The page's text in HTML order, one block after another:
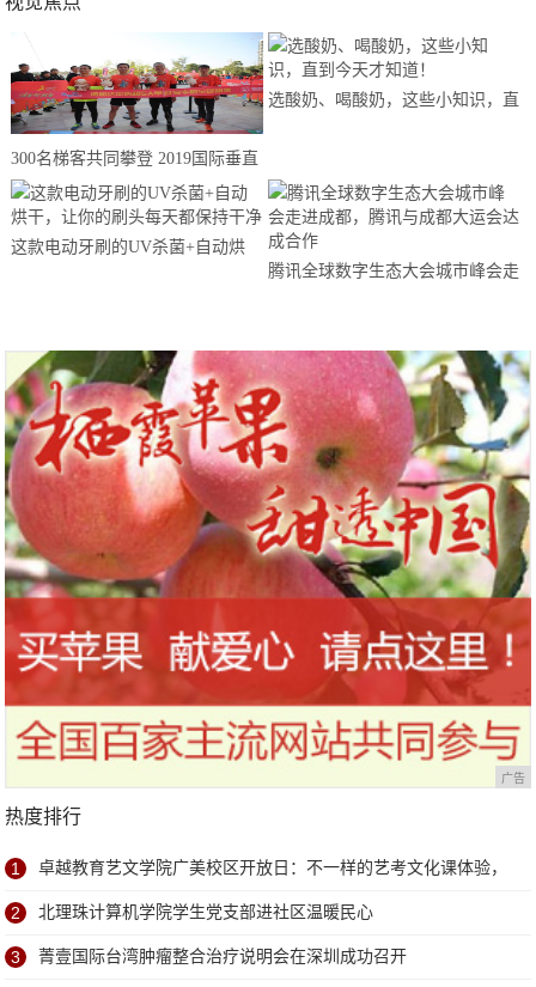
300名梯客共同攀登 2019国际垂直
马拉松超级精英赛顺德海骏达中心
站欢乐开跑
选酸奶、喝酸奶，这些小知识，直
这款电动牙刷的UV杀菌+自动烘
腾讯全球数字生态大会城市峰会走
广告
热度排行
1 卓越教育艺文学院广美校区开放日：不一样的艺考文化课体验，
学位已告急
2 北理珠计算机学院学生党支部进社区温暖民心
3 菁壹国际台湾肿瘤整合治疗说明会在深圳成功召开